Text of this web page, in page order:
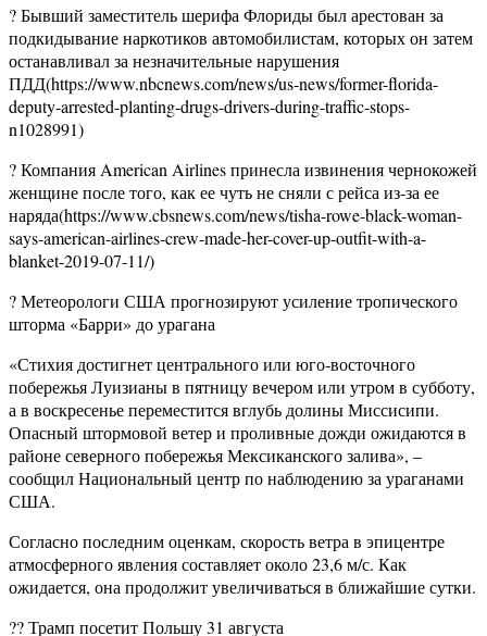
? Бывший заместитель шерифа Флориды был арестован за
подкидывание наркотиков автомобилистам, которых он затем
останавливал за незначительные нарушения
ПДД(https://www.nbcnews.com/news/us-news/former-florida-
deputy-arrested-planting-drugs-drivers-during-traffic-stops-
n1028991)
? Компания American Airlines принесла извинения чернокожей
женщине после того, как ее чуть не сняли с рейса из-за ее
наряда(https://www.cbsnews.com/news/tisha-rowe-black-woman-
says-american-airlines-crew-made-her-cover-up-outfit-with-a-
blanket-2019-07-11/)
? Метеорологи США прогнозируют усиление тропического
шторма «Барри» до урагана
«Стихия достигнет центрального или юго-восточного
побережья Луизианы в пятницу вечером или утром в субботу,
а в воскресенье переместится вглубь долины Миссисипи.
Опасный штормовой ветер и проливные дожди ожидаются в
районе северного побережья Мексиканского залива», –
сообщил Национальный центр по наблюдению за ураганами
США.
Согласно последним оценкам, скорость ветра в эпицентре
атмосферного явления составляет около 23,6 м/с. Как
ожидается, она продолжит увеличиваться в ближайшие сутки.
?? Трамп посетит Польшу 31 августа